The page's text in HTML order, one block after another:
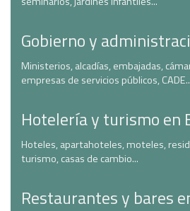
Gobierno y
Ministerios, alcadías, embajadas,
empresas de servicios públicos,
Hotelería y turismo en
Hoteles, apartahoteles, moteles,
turismo, casas de cambio...
Restaurantes y bares